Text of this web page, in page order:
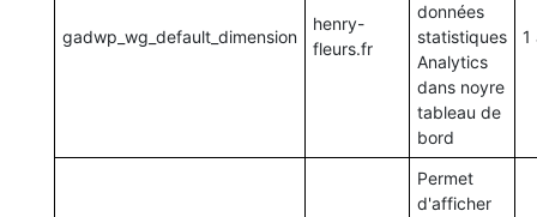
gadwp_wg_default_dimension
henry-
fleurs.fr
données
statistiques
Analytics
dans noyre
tableau de
bord
1
Permet
d'afficher